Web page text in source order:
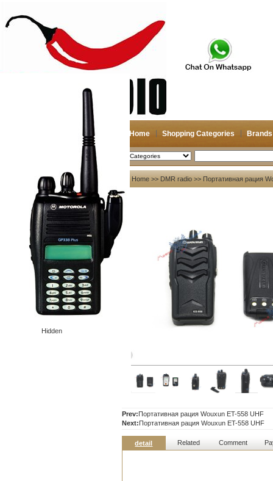
Home Shopping Categories Brands
2026-08-07 Search
Hidden
My account
Register
Login
Shopping Cart(0)
Compare Now(0)
Your Recent History
Home >> DMR radio >> Портативная рация
Prev:Портативная рация Wouxun ET-558 UHF
Next:Портативная рация Wouxun ET-558 UHF
detail Related Comment